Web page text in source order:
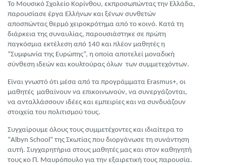
Το Μουσικό Σχολείο Κορίνθου, εκπροσωπώντας την Ελλάδα,
παρουσίασε έργα Ελλήνων και ξένων συνθετών
αποσπώντας θερμό χειροκρότημα από το κοινό. Κατά τη
διάρκεια της συναυλίας, παρουσιάστηκε σε πρώτη
παγκόσμια εκτέλεση από 140 και πλέον μαθητές η
“Συμφωνία της Ευρώπης”, η οποία αποτελεί μοναδική
σύνθεση ιδεών και κουλτούρας όλων των συμμετεχόντων.
Είναι γνωστό ότι μέσα από τα προγράμματα Erasmus+, οι
μαθητές μαθαίνουν να επικοινωνούν, να συνεργάζονται,
να ανταλλάσσουν ιδέες και εμπειρίες και να συνδυάζουν
στοιχεία του πολιτισμού τους.
Συγχαίρουμε όλους τους συμμετέχοντες και ιδιαίτερα το
“Albyn School” της Σκωτίας που διοργάνωσε τη συνάντηση
αυτή. Συγχαρητήρια στους μαθητές μας και στον καθηγητή
τους κο Π. Μαυρόπουλο για την εξαιρετική τους παρουσία.